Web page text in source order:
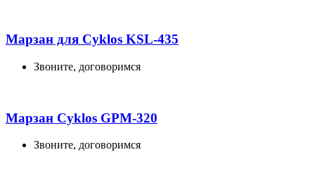
Марзан для Cyklos KSL-435
Звоните, договоримся
Марзан Cyklos GPM-320
Звоните, договоримся